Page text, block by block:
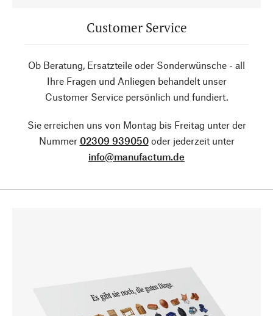
Customer Service
Ob Beratung, Ersatzteile oder Sonderwünsche - all
Ihre Fragen und Anliegen behandelt unser
Customer Service persönlich und fundiert.
Sie erreichen uns von Montag bis Freitag unter der
Nummer 02309 939050oder jederzeit unter
info@manufactum.de